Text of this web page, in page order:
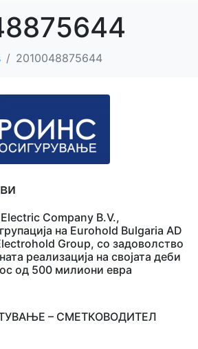
2010048875644
Company B.V.,
на Eurohold Bulgaria AD
Group, со задоволство
реализација на својата деби
од 500 милиони евра
– СМЕТКОВОДИТЕЛ